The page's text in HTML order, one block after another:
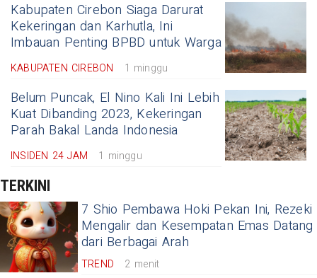
Kabupaten Cirebon Siaga Darurat
Kekeringan dan Karhutla, Ini
Imbauan Penting BPBD untuk Warga
KABUPATEN CIREBON 1 minggu
Belum Puncak, El Nino Kali Ini Lebih
Kuat Dibanding 2023, Kekeringan
Parah Bakal Landa Indonesia
INSIDEN 24 JAM 1 minggu
TERKINI
7 Shio Pembawa Hoki Pekan Ini, Rezeki
Mengalir dan Kesempatan Emas Datang
dari Berbagai Arah
TREND 2 menit